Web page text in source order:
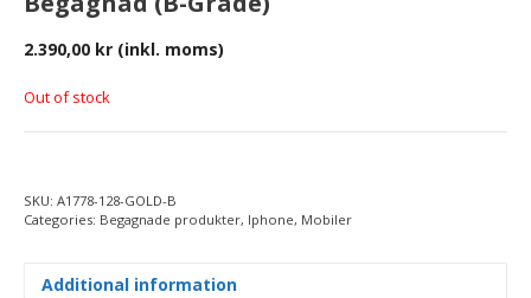
2.390,00 kr (inkl. moms)
Out of stock
SKU: A1778-128-GOLD-B
Categories: Begagnade produkter, Iphone, Mobiler
Additional information